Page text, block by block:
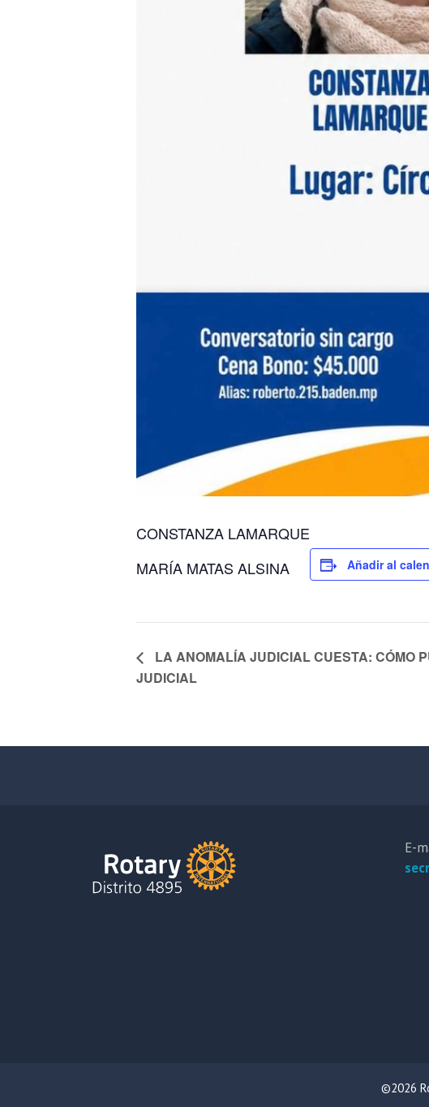
CONSTANZA LAMARQUE
MARÍA MATAS ALSINA
Añadir al
LA ANOMALÍA JUDICIAL CUESTA: CÓMO
JUDICIAL
E-
©2026